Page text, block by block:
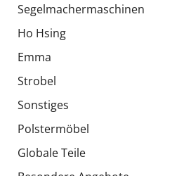
Segelmachermaschinen
Ho Hsing
Emma
Strobel
Sonstiges
Polstermöbel
Globale Teile